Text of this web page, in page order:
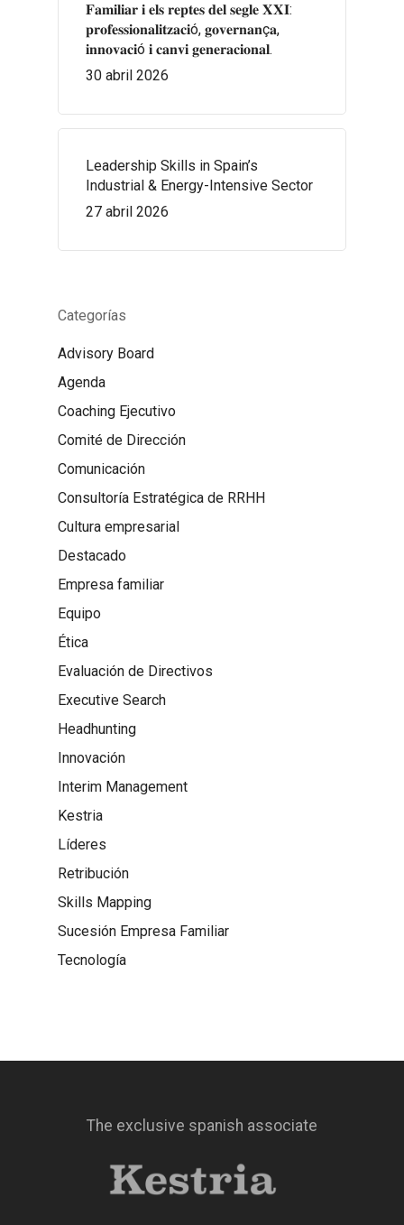
𝐅𝐚𝐦𝐢𝐥𝐢𝐚𝐫 𝐢 𝐞𝐥𝐬 𝐫𝐞𝐩𝐭𝐞𝐬 𝐝𝐞𝐥 𝐬𝐞𝐠𝐥𝐞 𝐗𝐗𝐈:
𝐩𝐫𝐨𝐟𝐞𝐬𝐬𝐢𝐨𝐧𝐚𝐥𝐢𝐭𝐳𝐚𝐜𝐢ó, 𝐠𝐨𝐯𝐞𝐫𝐧𝐚𝐧ç𝐚,
𝐢𝐧𝐧𝐨𝐯𝐚𝐜𝐢ó 𝐢 𝐜𝐚𝐧𝐯𝐢 𝐠𝐞𝐧𝐞𝐫𝐚𝐜𝐢𝐨𝐧𝐚𝐥.
30 abril 2026
Leadership Skills in Spain’s
Industrial & Energy-Intensive Sector
27 abril 2026
Categorías
Advisory Board
Agenda
Coaching Ejecutivo
Comité de Dirección
Comunicación
Consultoría Estratégica de RRHH
Cultura empresarial
Destacado
Empresa familiar
Equipo
Ética
Evaluación de Directivos
Executive Search
Headhunting
Innovación
Interim Management
Kestria
Líderes
Retribución
Skills Mapping
Sucesión Empresa Familiar
Tecnología
The exclusive spanish associate